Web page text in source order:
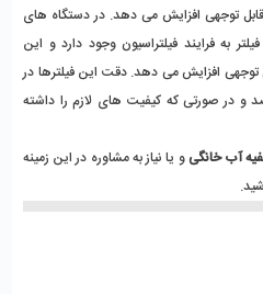
توجهی افزایش می دهد. در دستگاه های
به فرایند فیلتراسیون وجود دارد و این
توجهی افزایش می دهد. دقت این فیلترها در
میکروارگانیسم ها 99 درصد و در صورتی که کیفیت های لازم را داشته
آب خانگیو یا نیاز به مشاوره در این زمینه